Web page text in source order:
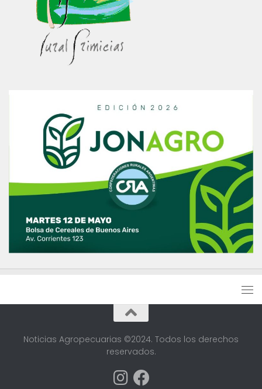
Noticias Agropecuarias ©2024. Todos los derechos
reservados.